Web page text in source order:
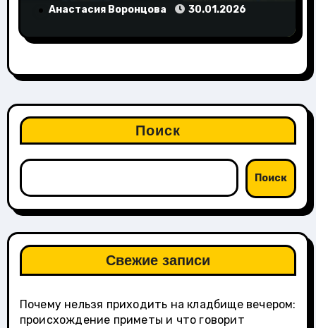
Анастасия Воронцова 30.01.2026
Поиск
Поиск
Свежие записи
Почему нельзя приходить на кладбище вечером:
происхождение приметы и что говорит